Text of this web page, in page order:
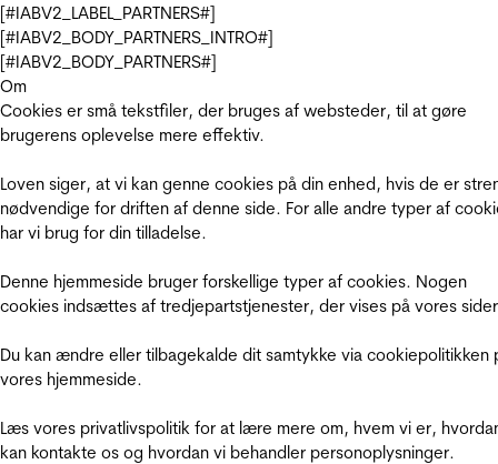
[#IABV2_LABEL_PARTNERS#]
[#IABV2_BODY_PARTNERS_INTRO#]
[#IABV2_BODY_PARTNERS#]
Om
Cookies er små tekstfiler, der bruges af websteder, til at gøre
brugerens oplevelse mere effektiv.
Loven siger, at vi kan genne cookies på din enhed, hvis de er
nødvendige for driften af denne side. For alle andre typer af
har vi brug for din tilladelse.
Denne hjemmeside bruger forskellige typer af cookies. Nogen
cookies indsættes af tredjepartstjenester, der vises på vores
Du kan ændre eller tilbagekalde dit samtykke via cookiepolitikken
vores hjemmeside.
Læs vores privatlivspolitik for at lære mere om, hvem vi er,
kan kontakte os og hvordan vi behandler personoplysninger.